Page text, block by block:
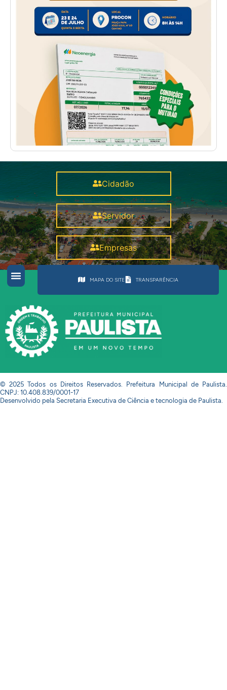
Cidadão
Servidor
Empresas
MAPA DO SITE TRANSPARÊNCIA
© 2025 Todos os Direitos Reservados. Prefeitura Municipal de Paulista.
CNPJ: 10.408.839/0001-17
Desenvolvido pela Secretaria Executiva de Ciência e tecnologia de Paulista.